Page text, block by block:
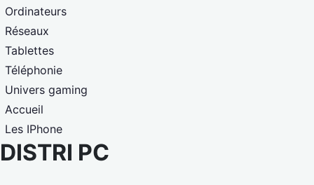
Ordinateurs
Réseaux
Tablettes
Téléphonie
Univers gaming
Accueil
Les IPhone
DISTRI PC